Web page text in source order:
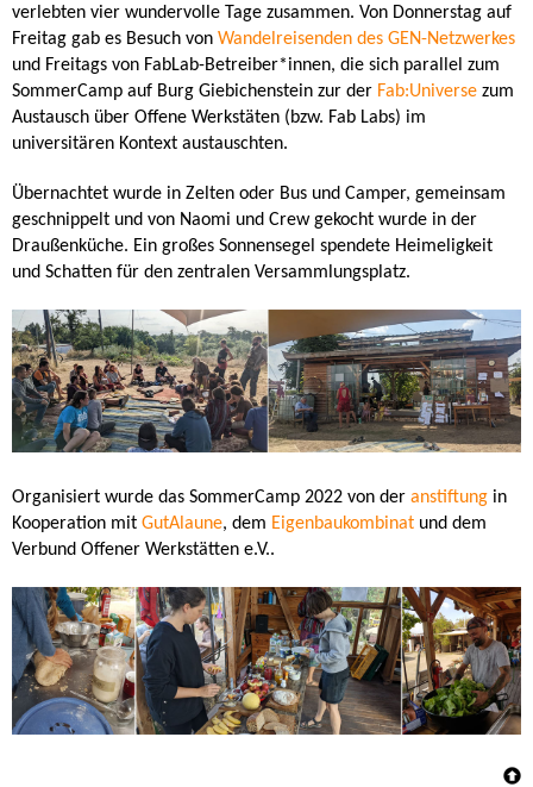
verlebten vier wundervolle Tage zusammen. Von Donnerstag auf
Freitag gab es Besuch von Wandelreisenden des GEN-Netzwerkes
und Freitags von FabLab-Betreiber*innen, die sich parallel zum
SommerCamp auf Burg Giebichenstein zur der Fab:Universe zum
Austausch über Offene Werkstäten (bzw. Fab Labs) im
universitären Kontext austauschten.
Übernachtet wurde in Zelten oder Bus und Camper, gemeinsam
geschnippelt und von Naomi und Crew gekocht wurde in der
Draußenküche. Ein großes Sonnensegel spendete Heimeligkeit
und Schatten für den zentralen Versammlungsplatz.
Organisiert wurde das SommerCamp 2022 von der anstiftung in
Kooperation mit GutAlaune, dem Eigenbaukombinat und dem
Verbund Offener Werkstätten e.V..